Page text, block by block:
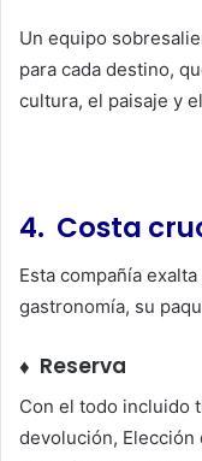
Un equipo
para cada destino,
cultura, el paisaje y
4. Costa
Esta compañía
gastronomía, su
♦ Reserva
Con el todo incluido
devolución, Elección